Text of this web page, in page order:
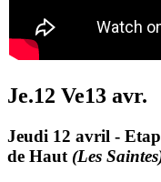
Je.12 Ve13 avr.
Jeudi 12 avril -
de Haut (Les